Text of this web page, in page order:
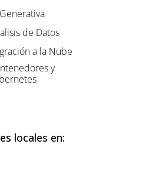
de Datos
a la Nube
y
locales en: